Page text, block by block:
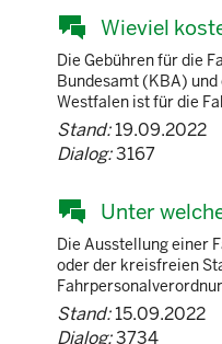
Wieviel
Die Gebühren für die
Bundesamt (KBA)
Westfalen ist für die
Stand:19.09.2022
Dialog:3167
Unter
Die Ausstellung einer
oder der kreisfreien
Stand:15.09.2022
Dialog:3734